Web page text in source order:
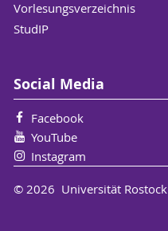
Vorlesungsverzeichnis
StudIP
Social Media
Facebook
YouTube
Instagram
© 2026 Universität Rostock